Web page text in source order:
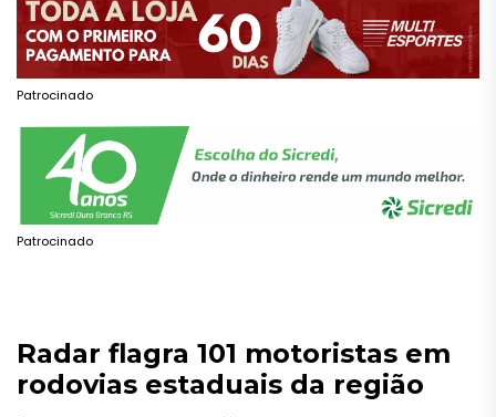
Patrocinado
Patrocinado
Radar flagra 101 motoristas em
rodovias estaduais da região